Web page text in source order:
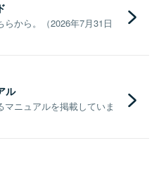
から。（2026年7月31日
ル
ニュアルを掲載していま